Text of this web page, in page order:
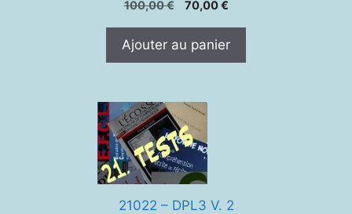
100,00€
Le
était :
70,00€Le
est :
Ajouter au panier
21022 – DPL3 V. 2